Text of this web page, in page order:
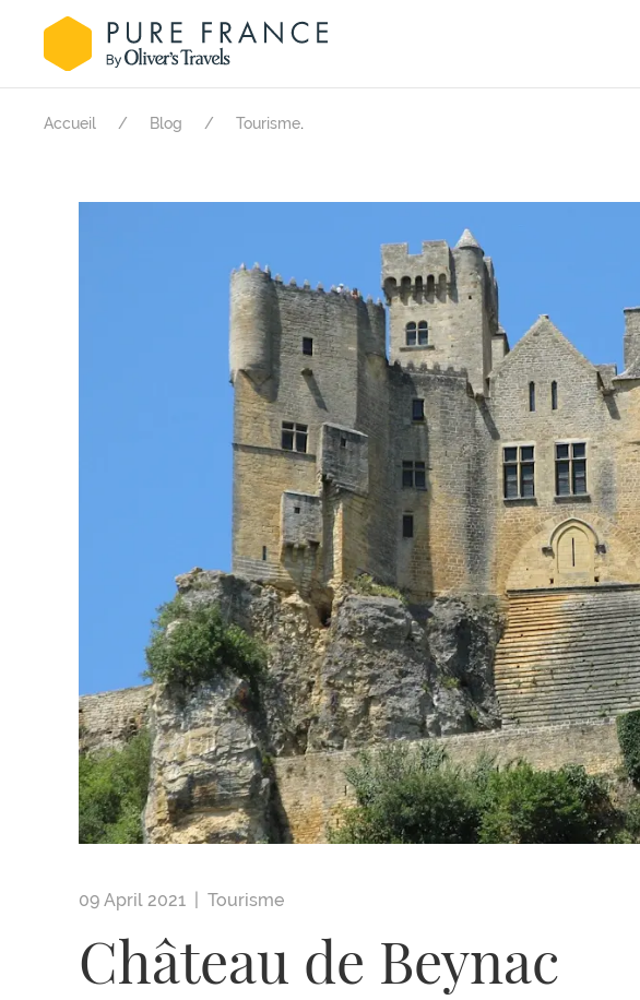
Accueil Blog Tourisme.
09 April 2021 | Tourisme
Château de Beynac